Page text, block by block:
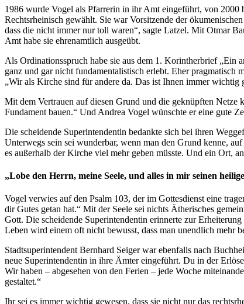
1986 wurde Vogel als Pfarrerin in ihr Amt eingeführt, von
Rechtsrheinisch gewählt. Sie war Vorsitzende der
dass die nicht immer nur toll waren“, sagte Latzel. Mit Otmar
Amt habe sie ehrenamtlich ausgeübt.
Als Ordinationsspruch habe sie aus dem 1. Korintherbrief „Ein
ganz und gar nicht fundamentalistisch erlebt. Eher pragmatisch
„Wir als Kirche sind für andere da. Das ist Ihnen immer
Mit dem Vertrauen auf diesen Grund und die geknüpften
Fundament bauen.“ Und Andrea Vogel wünschte er eine gute
Die scheidende Superintendentin bedankte sich bei ihren
Unterwegs sein sei wunderbar, wenn man den Grund kenne,
es außerhalb der Kirche viel mehr geben müsste. Und ein Ort,
„Lobe den Herrn, meine Seele, und alles in mir seinen
Vogel verwies auf den Psalm 103, der im Gottesdienst eine
dir Gutes getan hat.“ Mit der Seele sei nichts Ätherisches
Gott. Die scheidende Superintendentin erinnerte zur
Leben wird einem oft nicht bewusst, dass man unendlich mehr
Stadtsuperintendent Bernhard Seiger war ebenfalls nach
neue Superintendentin in ihre Ämter eingeführt. Du in der
Wir haben – abgesehen von den Ferien – jede Woche
gestaltet.“
Ihr sei es immer wichtig gewesen, dass sie nicht nur das